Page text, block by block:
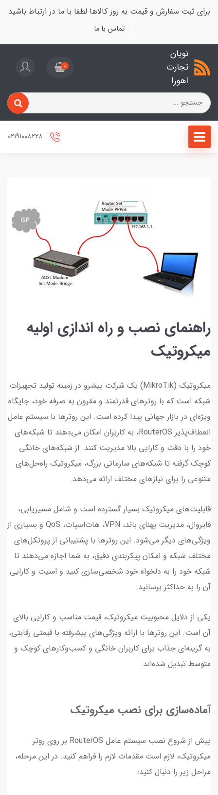
برای ثبت سفارش و قیمت به روز کالاها لطفا با ما در ارتباط باشید
تماس با ما
نویان
تجارت
اهورا
0
راهنمای نصب و راه اندازی اولیه
میکروتیک
میکروتیک (MikroTik) یک شرکت پیشرو در زمینه تولید تجهیزات
شبکه است که با روترهای قدرتمند و مقرون به صرفه خود، جایگاه
ویژه‌ای در بازار جهانی پیدا کرده است. این روترها با سیستم عامل
انعطاف‌پذیر RouterOS، به کاربران امکان می‌دهند تا شبکه‌های
خود را با دقت و کارایی بالا مدیریت کنند. از شبکه‌های خانگی
کوچک گرفته تا شبکه‌های سازمانی بزرگ، میکروتیک راه‌حل‌های
متنوعی را برای نیازهای مختلف ارائه می‌دهد.
قابلیت‌های میکروتیک بسیار گسترده است و شامل مسیریابی،
فایروال، مدیریت پهنای باند، VPN، هات‌اسپات، QoS و بسیاری از
ویژگی‌های دیگر می‌شود. این روترها با پشتیبانی از پروتکل‌های
مختلف شبکه و امکان پیکربندی دقیق، به شما اجازه می‌دهند تا
شبکه خود را به دلخواه خود شخصی‌سازی کنید و امنیت و کارایی
آن را به حداکثر برسانید.
یکی از دلایل محبوبیت میکروتیک، قیمت مناسب و کارایی بالای
آن است. این روترها با ارائه ویژگی‌های پیشرفته با قیمتی رقابتی،
به گزینه‌ای جذاب برای کاربران خانگی و کسب‌وکارهای کوچک و
متوسط تبدیل شده‌اند.
آماده‌سازی برای نصب میکروتیک
پیش از شروع نصب سیستم عامل RouterOS بر روی روتر
میکروتیک، لازم است مقدمات لازم را فراهم کنید. در این مرحله،
مراحل زیر را دنبال کنید: